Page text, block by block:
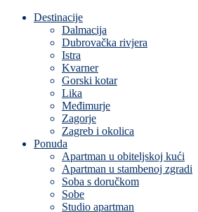
Destinacije
Dalmacija
Dubrovačka rivjera
Istra
Kvarner
Gorski kotar
Lika
Međimurje
Zagorje
Zagreb i okolica
Ponuda
Apartman u obiteljskoj kući
Apartman u stambenoj zgradi
Soba s doručkom
Sobe
Studio apartman